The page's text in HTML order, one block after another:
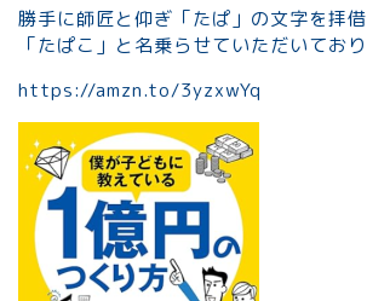
勝手に師匠と仰ぎ「たぱ」の文字を拝
「たぱこ」と名乗らせていただいてお
https://amzn.to/3yzxwYq